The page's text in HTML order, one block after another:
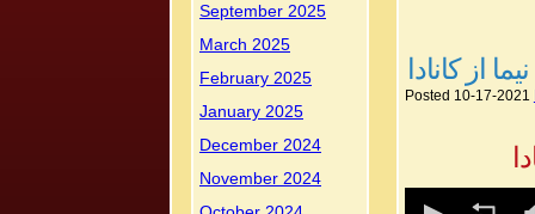
September 2025
March 2025
February 2025
January 2025
December 2024
November 2024
از کانادا
Posted 10-17-2021